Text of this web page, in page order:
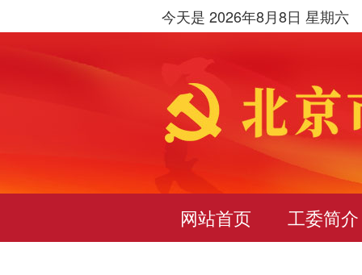
今天是 2026年8月8日 星期六
网站首页 工委简介